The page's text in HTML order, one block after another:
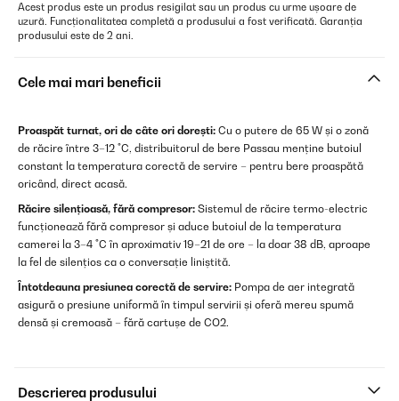
Acest produs este un produs resigilat sau un produs cu urme ușoare de
uzură. Funcționalitatea completă a produsului a fost verificată. Garanția
produsului este de 2 ani.
Cele mai mari beneficii
Proaspăt turnat, ori de câte ori dorești: Cu o putere de 65 W și o zonă
de răcire între 3–12 °C, distribuitorul de bere Passau menține butoiul
constant la temperatura corectă de servire – pentru bere proaspătă
oricând, direct acasă.
Răcire silențioasă, fără compresor: Sistemul de răcire termo-electric
funcționează fără compresor și aduce butoiul de la temperatura
camerei la 3–4 °C în aproximativ 19–21 de ore – la doar 38 dB, aproape
la fel de silențios ca o conversație liniștită.
Întotdeauna presiunea corectă de servire: Pompa de aer integrată
asigură o presiune uniformă în timpul servirii și oferă mereu spumă
densă și cremoasă – fără cartușe de CO2.
Descrierea produsului